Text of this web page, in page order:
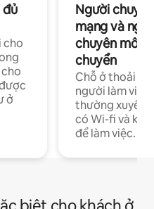
đủ
cho
ở
Người
mạng và
chuyên môn
chuyển
Chỗ ở thoải
người làm việc
thường xuyên
có Wi-fi và
để làm việc.